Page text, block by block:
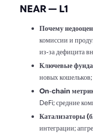
NEAR — L1
Почему
комиссии и
из‑за дефицита
Ключевые
новых
On‑chain
DeFi; средние
Катализаторы
интеграции;